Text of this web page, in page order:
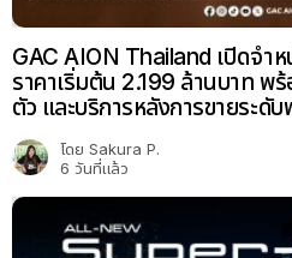
GAC AION Thailand เปิดจำ
ราคาเริ่มต้น 2.199 ล้านบาท พ
ตัว และบริการหลังการขายระดั
โดย Sakura P.
6 วันที่แล้ว